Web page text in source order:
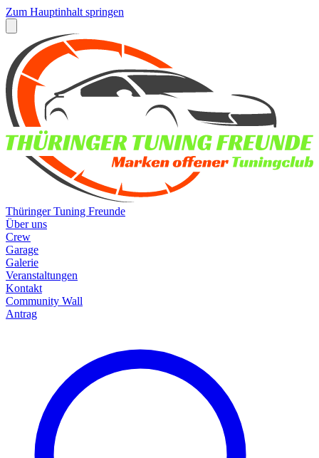
Zum Hauptinhalt springen
Thüringer Tuning Freunde
Über uns
Crew
Garage
Galerie
Veranstaltungen
Kontakt
Community Wall
Antrag